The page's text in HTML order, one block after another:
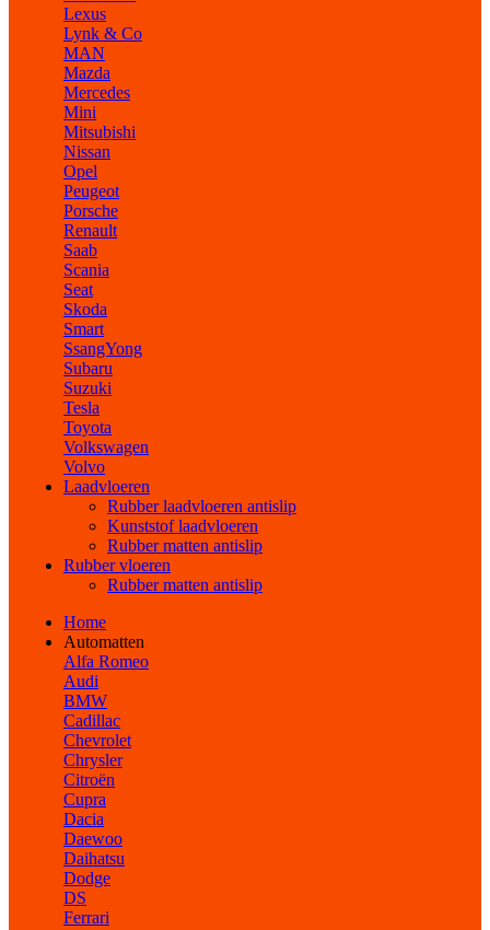
Lexus
Lynk & Co
MAN
Mazda
Mercedes
Mini
Mitsubishi
Nissan
Opel
Peugeot
Porsche
Renault
Saab
Scania
Seat
Skoda
Smart
SsangYong
Subaru
Suzuki
Tesla
Toyota
Volkswagen
Volvo
Laadvloeren
Rubber laadvloeren antislip
Kunststof laadvloeren
Rubber matten antislip
Rubber vloeren
Rubber matten antislip
Home
Automatten
Alfa Romeo
Audi
BMW
Cadillac
Chevrolet
Chrysler
Citroën
Cupra
Dacia
Daewoo
Daihatsu
Dodge
DS
Ferrari